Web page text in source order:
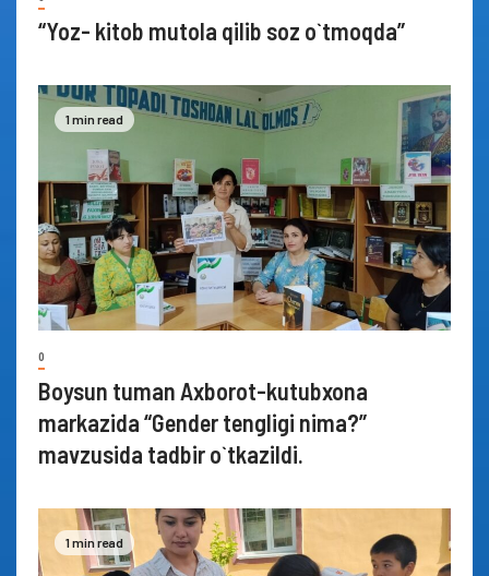
“Yoz- kitob mutola qilib soz o`tmoqda”
1 min read
0
Boysun tuman Axborot-kutubxona
markazida “Gender tengligi nima?”
mavzusida tadbir o`tkazildi.
1 min read